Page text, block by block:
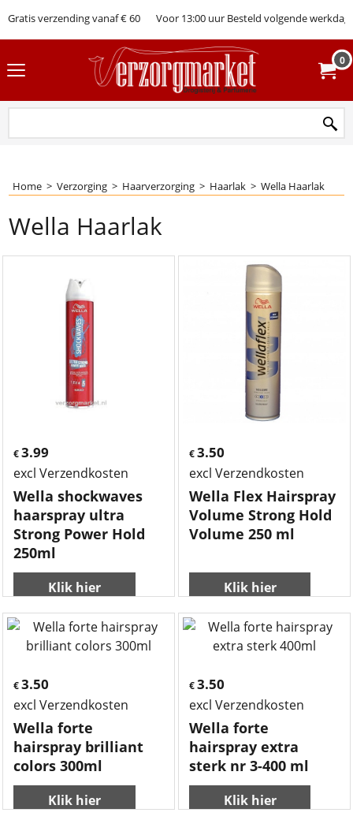
Gratis verzending vanaf € 60 Voor 13:00 uur Besteld volgende werkdag
0
Home > Verzorging > Haarverzorging > Haarlak > Wella Haarlak
Wella Haarlak
€ 3.99
excl Verzendkosten
Wella shockwaves
haarspray ultra
Strong Power Hold
250ml
Klik hier
€3.50
excl Verzendkosten
Wella Flex Hairspray
Volume Strong Hold
Volume 250 ml
Klik hier
€ 3.50
excl Verzendkosten
Wella forte
hairspray brilliant
colors 300ml
Klik hier
€3.50
excl Verzendkosten
Wella forte
hairspray extra
sterk nr 3-400 ml
Klik hier